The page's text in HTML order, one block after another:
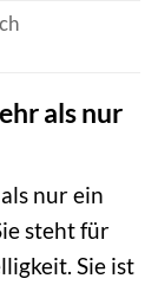
als nur
nur ein
steht für
Sie ist